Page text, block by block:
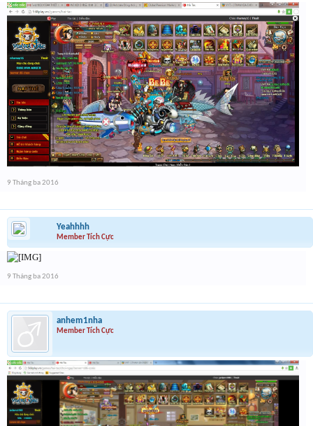
9 Tháng ba 2016
Yeahhhh
Member Tích Cực
9 Tháng ba 2016
anhem1nha
Member Tích Cực